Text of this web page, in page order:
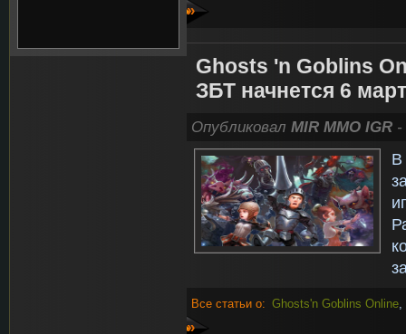
»
Ghosts 'n Goblins
ЗБТ начнется 6
Опубликовал MIR MMO IGR -
В
Все статьи о: Ghosts'n Goblins Online
»